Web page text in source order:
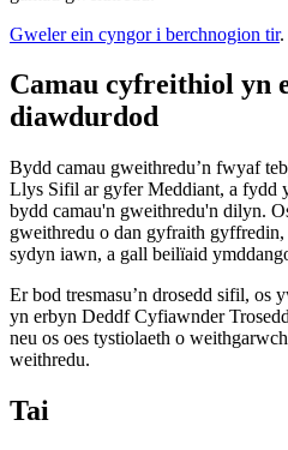
Gweler ein cyngor i berchnogion tir.
Camau cyfreithiol yn
diawdurdod
Bydd camau gweithredu’n fwyaf
Llys Sifil ar gyfer Meddiant, a fydd
bydd camau'n gweithredu'n dilyn.
gweithredu o dan gyfraith
sydyn iawn, a gall beilïaid
Er bod tresmasu’n drosedd sifil, os
yn erbyn Deddf Cyfiawnder
neu os oes tystiolaeth o
weithredu.
Tai